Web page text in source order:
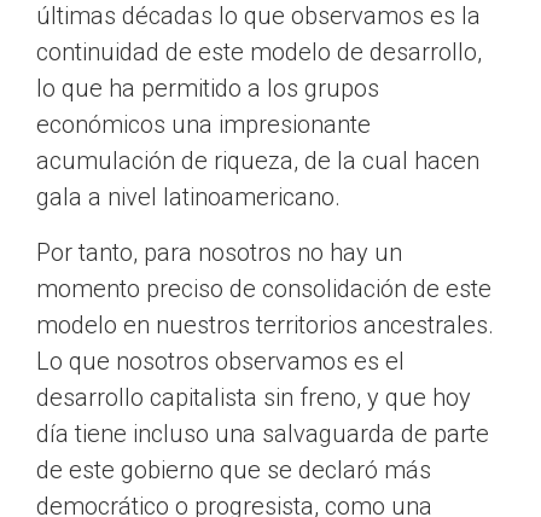
últimas décadas lo que observamos es la
continuidad de este modelo de desarrollo,
lo que ha permitido a los grupos
económicos una impresionante
acumulación de riqueza, de la cual hacen
gala a nivel latinoamericano.
Por tanto, para nosotros no hay un
momento preciso de consolidación de este
modelo en nuestros territorios ancestrales.
Lo que nosotros observamos es el
desarrollo capitalista sin freno, y que hoy
día tiene incluso una salvaguarda de parte
de este gobierno que se declaró más
democrático o progresista, como una